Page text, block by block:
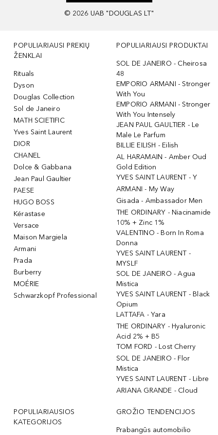
© 2026 UAB "DOUGLAS LT"
POPULIARIAUSI PREKIŲ
ŽENKLAI
Rituals
Dyson
Douglas Collection
Sol de Janeiro
MATH SCIETIFIC
Yves Saint Laurent
DIOR
CHANEL
Dolce & Gabbana
Jean Paul Gaultier
PAESE
HUGO BOSS
Kérastase
Versace
Maison Margiela
Armani
Prada
Burberry
MOÉRIE
Schwarzkopf Professional
POPULIARIAUSI PRODUKTAI
SOL DE JANEIRO - Cheirosa
48
EMPORIO ARMANI - Stronger
With You
EMPORIO ARMANI - Stronger
With You Intensely
JEAN PAUL GAULTIER - Le
Male Le Parfum
BILLIE EILISH - Eilish
AL HARAMAIN - Amber Oud
Gold Edition
YVES SAINT LAURENT - Y
ARMANI - My Way
Gisada - Ambassador Men
THE ORDINARY - Niacinamide
10% + Zinc 1%
VALENTINO - Born In Roma
Donna
YVES SAINT LAURENT -
MYSLF
SOL DE JANEIRO - Agua
Mistica
YVES SAINT LAURENT - Black
Opium
LATTAFA - Yara
THE ORDINARY - Hyaluronic
Acid 2% + B5
TOM FORD - Lost Cherry
SOL DE JANEIRO - Flor
Mistica
YVES SAINT LAURENT - Libre
ARIANA GRANDE - Cloud
POPULIARIAUSIOS
KATEGORIJOS
GROŽIO TENDENCIJOS
Prabangūs automobilio